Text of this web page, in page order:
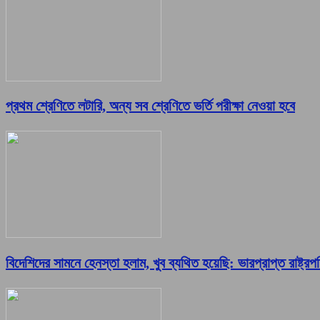
প্রথম শ্রেণিতে লটারি, অন্য সব শ্রেণিতে ভর্তি পরীক্ষা নেওয়া হবে
বিদেশিদের সামনে হেনস্তা হলাম, খুব ব্যথিত হয়েছি: ভারপ্রাপ্ত